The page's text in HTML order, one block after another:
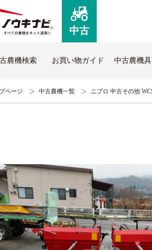
中古
ナビについて
るご質問
ナビブログ
合わせ
新品
新品
農機検索 お買い物ガイド 中古農機
ページ 中古農機一覧 ニプロ 中古その他